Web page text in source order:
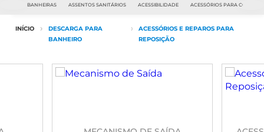
BANHEIRAS ASSENTOS SANITÁRIOS ACESSIBILIDADE ACESSÓRIOS PARA
INÍCIO
DESCARGA PARA
BANHEIRO
ACESSÓRIOS E REPAROS PARA
REPOSIÇÃO